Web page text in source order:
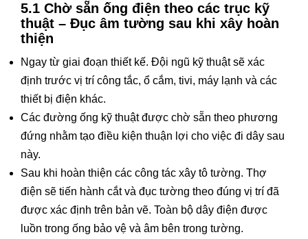
5.1 Chờ sẵn ống điện theo các trục kỹ
thuật – Đục âm tường sau khi xây hoàn
thiện
Ngay từ giai đoạn thiết kế. Đội ngũ kỹ thuật sẽ xác
định trước vị trí công tắc, ổ cắm, tivi, máy lạnh và các
thiết bị điện khác.
Các đường ống kỹ thuật được chờ sẵn theo phương
đứng nhằm tạo điều kiện thuận lợi cho việc đi dây sau
này.
Sau khi hoàn thiện các công tác xây tô tường. Thợ
điện sẽ tiến hành cắt và đục tường theo đúng vị trí đã
được xác định trên bản vẽ. Toàn bộ dây điện được
luồn trong ống bảo vệ và âm bên trong tường.